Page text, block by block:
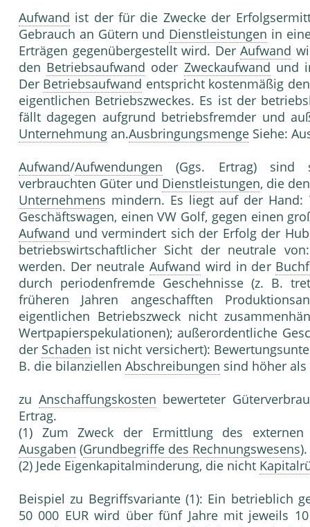
Aufwand ist der für die Zwecke der
Gebrauch an Gütern und Dienstleistungen in
Erträgen gegenübergestellt wird. DerAufwand
den Betriebsaufwand oder Zweckaufwand und
Der Betriebsaufwand entspricht kostenmäßig
eigentlichen Betriebszweckes. Es ist der
fällt dagegen aufgrund betriebsfremder und
Unternehmung an.Ausbringungsmenge Siehe:
Aufwand/Aufwendungen (Ggs. Ertrag) sind
verbrauchten Güter und Dienstleistungen, die
Unternehmens mindern. Es liegt auf der Hand:
Geschäftswagen, einen VW Golf, gegen einen
Aufwand und vermindert sich der Erfolg der
betriebswirtschaftlicher Sicht der neutrale
werden. Der neutrale Aufwand wird in der
durch periodenfremde Geschehnisse (z. B.
früheren Jahren angeschafften
eigentlichen Betriebszweck nicht
Wertpapierspekulationen); außerordentliche
der Schaden ist nicht versichert):
B. die bilanziellen Abschreibungen sind höher
zu Anschaffungskosten bewerteter
Ertrag.
(1) Zum Zweck der Ermittlung des externen
Ausgaben (Grundbegriffe des Rechnungswesens).
(2) Jede Eigenkapitalminderung, die nicht
Beispiel zu Begriffsvariante (1): Ein betrieblich
50 000 EUR wird über fünf Jahre mit jeweils